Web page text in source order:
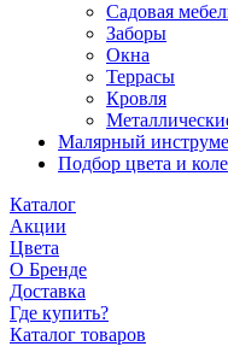
Садовая
Заборы
Окна
Террасы
Кровля
Малярный
Подбор цвета и
Каталог
Акции
Цвета
О Бренде
Доставка
Где купить?
Каталог товаров